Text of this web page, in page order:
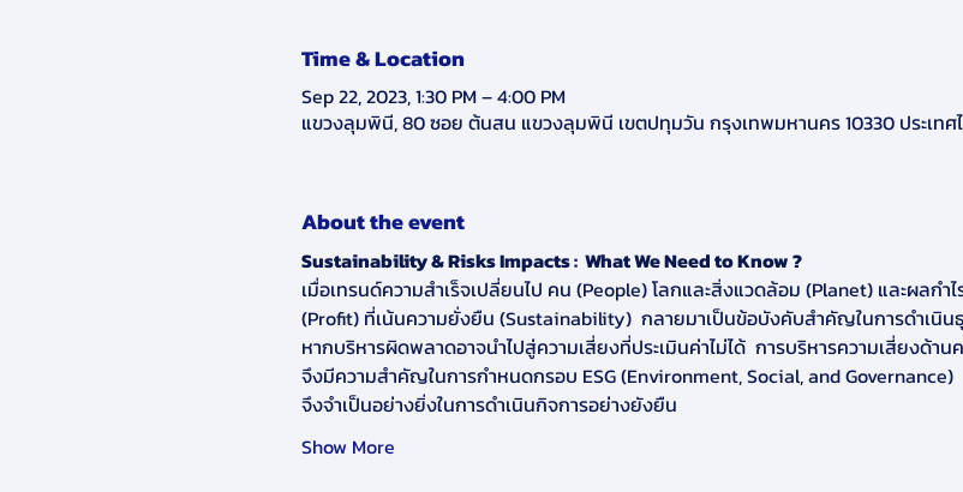
Time & Location
Sep 22, 2023, 1:30 PM – 4:00 PM
แขวงลุมพินี, 80 ซอย ต้นสน แขวงลุมพินี เขตปทุมวัน กรุงเทพมหานคร 10330 ประเทศ
About the event
Sustainability & Risks Impacts :  What We Need to Know ?
เมื่อเทรนด์ความสำเร็จเปลี่ยนไป คน (People) โลกและสิ่งแวดล้อม (Planet) และ
(Profit) ที่เน้นความยั่งยืน (Sustainability)  กลายมาเป็นข้อบังคับสำคัญในการ
หากบริหารผิดพลาดอาจนำไปสู่ความเสี่ยงที่ประเมินค่าไม่ได้  การบริหารความเสี่ยงด้
จึงมีความสำคัญในการกำหนดกรอบ ESG (Environment, Social, and Governance)
จึงจำเป็นอย่างยิ่งในการดำเนินกิจการอย่างยังยืน
Show More